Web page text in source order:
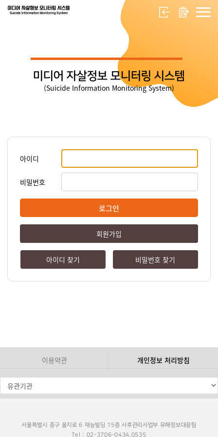
미디어 자살정보 모니터링 시스템
(Suicide Information Monitoring System)
아이디
비밀번호
로그인
회원가입
아이디 찾기 비밀번호 찾기
이용약관 개인정보 처리방침
서울특별시 중구 을지로 6 재능빌딩 15층 사후관리사업부 유해정보대응팀
Tel : 02-3706-0434,0535